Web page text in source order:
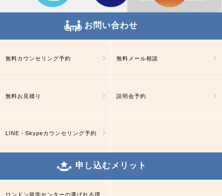
お問い合わせ
無料カウンセリング予約 無料メール相談
無料お見積り 説明会予約
LINE・Skypeカウンセリング予約
申し込むメリット
ロンドン留学センターの選ばれる理